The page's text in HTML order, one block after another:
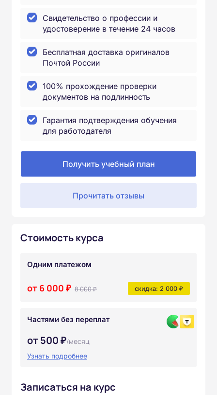
Свидетельство о профессии и
удостоверение в течение 24 часов
Бесплатная доставка оригиналов
Почтой России
100% прохождение проверки
документов на подлинность
Гарантия подтверждения обучения
для работодателя
Получить учебный план
Прочитать отзывы
Стоимость курса
Одним платежом
от 6 000 ₽ 8 000 ₽ скидка: 2 000 ₽
Частями без переплат
от 500 ₽/месяц
Узнать подробнее
Записаться на курс